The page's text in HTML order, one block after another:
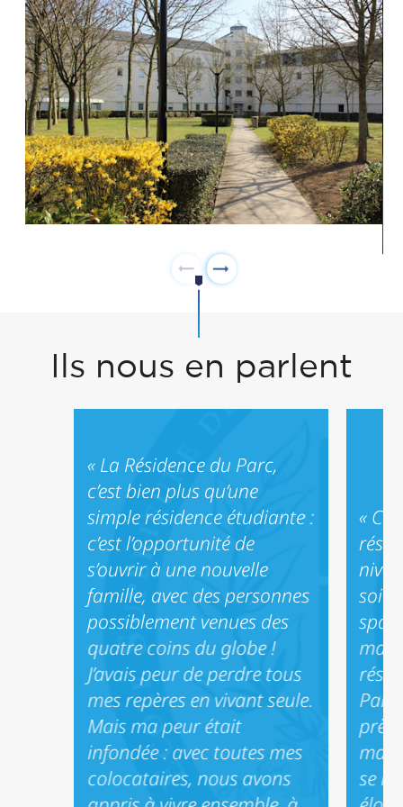
Ils nous en parlent
« La Résidence du Parc,
c’est bien plus qu’une
simple résidence étudiante :
c’est l’opportunité de
s’ouvrir à une nouvelle
famille, avec des personnes
possiblement venues des
quatre coins du globe !
J’avais peur de perdre tous
mes repères en vivant seule.
Mais ma peur était
infondée : avec toutes mes
colocataires, nous avons
« Ce
soit
mais
Par
près
se